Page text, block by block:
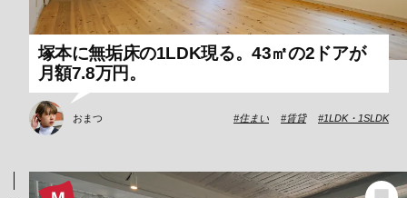
塚本に無垢床の1LDK現る。43㎡の2ドアが
月額7.8万円。
おまつ 住まい 賃貸 1LDK・1SLDK